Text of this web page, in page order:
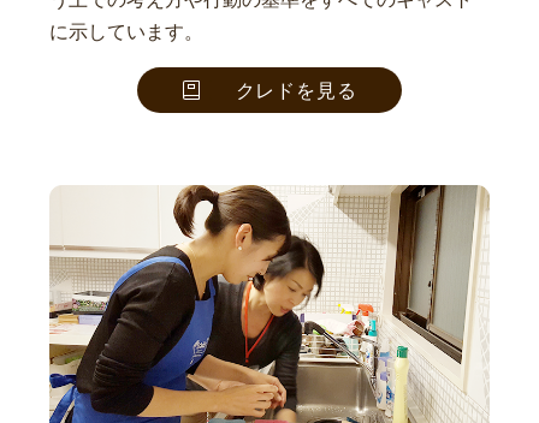
に示しています。
クレドを見る